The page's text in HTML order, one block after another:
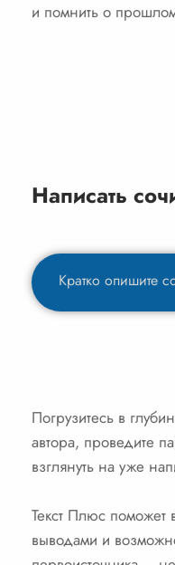
и помнить о
Написать
Погрузитесь в
автора, проведите
взглянуть на уже
Текст Плюс поможет
выводами и